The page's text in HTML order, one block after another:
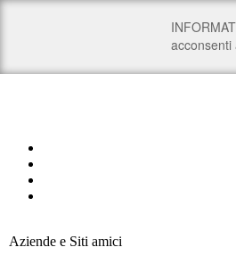
Aziende e Siti amici